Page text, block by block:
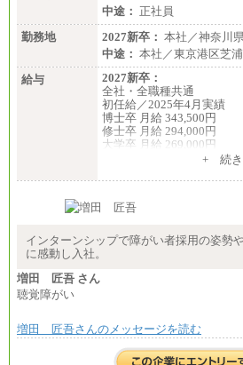
中途： 正社員
勤務地
2027新卒： 本社／神奈川
中途： 本社／東京港区芝
給与
2027新卒：
全社・全職種共通
初任給／2025年4月実績
博士卒 月給 343,500円
修士卒 月給 294,000円
大学卒 月給 269,000円
※試用期間の給与に変更は
中途：
す。
+ 続き
インターンシップで障がい者採用の姿勢
に感動し入社。
増田 匠吾 さん
聴覚障がい
増田 匠吾さんのメッセージを読む